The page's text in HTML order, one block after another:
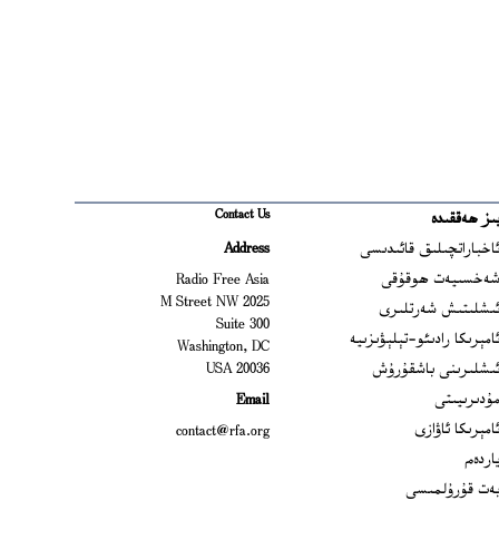
ھەققىدە
ئاخباراتچىلىق قائىدىسى
شەخسىيەت ھوقۇقى
ئىشلىتىش شەرتلىرى
ئامېرىكا رادىئو-تېلېۋىزىيە
ئىشلىرىنى باشقۇرۇش
مۇدىرىيىتى
ئامېرىكا ئاۋازى
ياردەم
بەت قۇرۇلمىسى
Contact Us
Address
Radio Free Asia
2025 M Street NW
Suite 300
Washington, DC
20036 USA
Email
contact@rfa.org